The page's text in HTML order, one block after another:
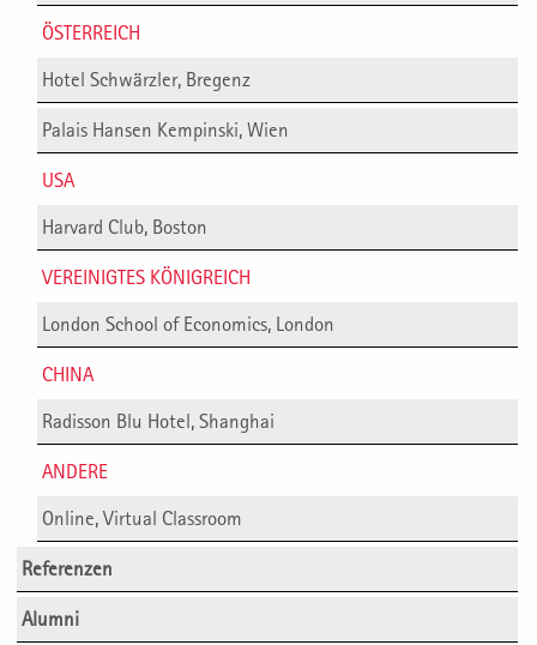
ÖSTERREICH
Hotel Schwärzler, Bregenz
Palais Hansen Kempinski, Wien
USA
Harvard Club, Boston
VEREINIGTES KÖNIGREICH
London School of Economics, London
CHINA
Radisson Blu Hotel, Shanghai
ANDERE
Online, Virtual Classroom
Referenzen
Alumni